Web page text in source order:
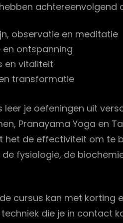
achtereenvolgend
observatie en meditatie
ontspanning
en vitaliteit
transformatie
leer je oefeningen uit
Pranayama Yoga en
het de effectiviteit om te
fysiologie, de
cursus kan met korting
die je in contact